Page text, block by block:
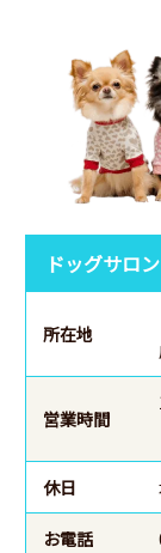
ドッグサロ
所在地
営業時間
休日
お電話